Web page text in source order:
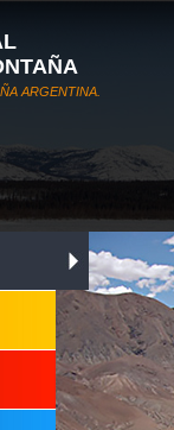
ARGENTINA.